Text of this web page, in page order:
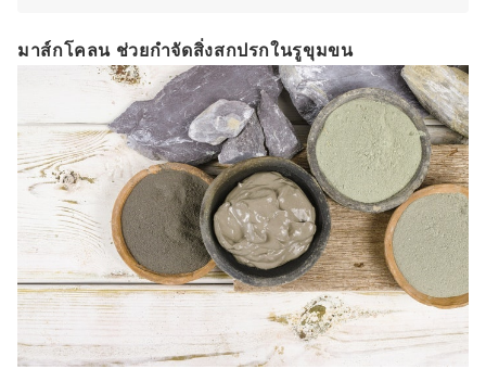
มาส์กโคลน ช่วยกำจัดสิ่งสกปรกในรูขุมขน